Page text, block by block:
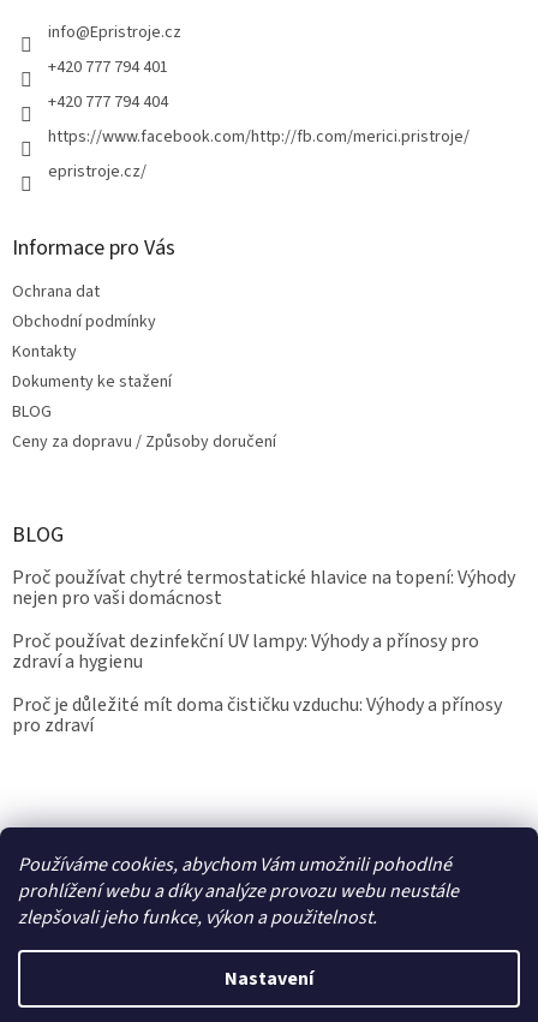
Používáme cookies, abychom Vám umožnili pohodlné
prohlížení webu a díky analýze provozu webu neustále
zlepšovali jeho funkce, výkon a použitelnost.
Nastavení
info@Epristroje.cz
+420 777 794 401
+420 777 794 404
https://www.facebook.com/http://fb.com/merici.pristroje/
epristroje.cz/
Informace pro Vás
Ochrana dat
Obchodní podmínky
Kontakty
Dokumenty ke stažení
BLOG
Ceny za dopravu / Způsoby doručení
BLOG
Proč používat chytré termostatické hlavice na topení: Výhody
nejen pro vaši domácnost
Proč používat dezinfekční UV lampy: Výhody a přínosy pro
zdraví a hygienu
Proč je důležité mít doma čističku vzduchu: Výhody a přínosy
pro zdraví
Vytvořil Shoptet